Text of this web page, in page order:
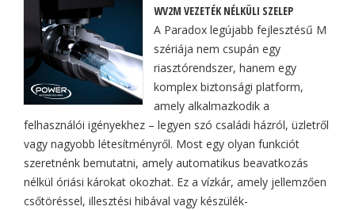
WV2M VEZETÉK NÉLKÜLI SZELEP
A Paradox legújabb fejlesztésű M
szériája nem csupán egy
riasztórendszer, hanem egy
komplex biztonsági platform,
amely alkalmazkodik a
felhasználói igényekhez – legyen szó családi házról, üzletről
vagy nagyobb létesítményről. Most egy olyan funkciót
szeretnénk bemutatni, amely automatikus beavatkozás
nélkül óriási károkat okozhat. Ez a vízkár, amely jellemzően
csőtöréssel, illesztési hibával vagy készülék-